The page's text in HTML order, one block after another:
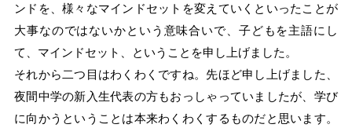
ンドを、様々なマインドセットを変えていくといったことが
大事なのではないかという意味合いで、子どもを主語にし
て、マインドセット、ということを申し上げました。
それから二つ目はわくわくですね。先ほど申し上げました、
夜間中学の新入生代表の方もおっしゃっていましたが、学び
に向かうということは本来わくわくするものだと思います。